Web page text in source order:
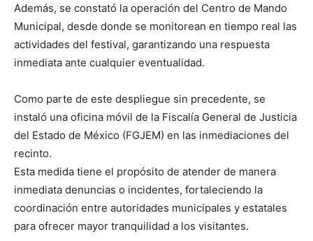
Además, se constató la operación del Centro de Mando
Municipal, desde donde se monitorean en tiempo real las
actividades del festival, garantizando una respuesta
inmediata ante cualquier eventualidad.
Como parte de este despliegue sin precedente, se
instaló una oficina móvil de la Fiscalía General de Justicia
del Estado de México (FGJEM) en las inmediaciones del
recinto.
Esta medida tiene el propósito de atender de manera
inmediata denuncias o incidentes, fortaleciendo la
coordinación entre autoridades municipales y estatales
para ofrecer mayor tranquilidad a los visitantes.